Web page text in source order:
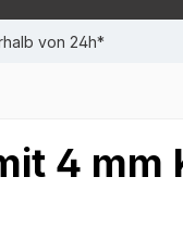
von 24h*
4 mm